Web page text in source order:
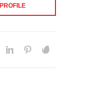
PROFILE